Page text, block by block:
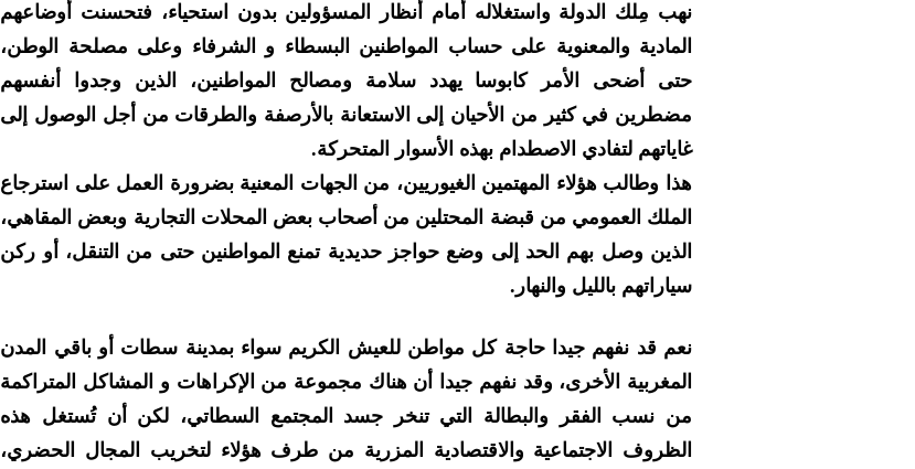
نهب مِلك الدولة واستغلاله أمام أنظار المسؤولين بدون استحياء، فتحسنت أوضاعهم
المادية والمعنوية على حساب المواطنين البسطاء و الشرفاء وعلى مصلحة الوطن،
حتى أضحى الأمر كابوسا يهدد سلامة ومصالح المواطنين، الذين وجدوا أنفسهم
مضطرين في كثير من الأحيان إلى الاستعانة بالأرصفة والطرقات من أجل الوصول إلى
غاياتهم لتفادي الاصطدام بهذه الأسوار المتحركة.
هذا وطالب هؤلاء المهتمين الغيوريين، من الجهات المعنية بضرورة العمل على استرجاع
الملك العمومي من قبضة المحتلين من أصحاب بعض المحلات التجارية وبعض المقاهي،
الذين وصل بهم الحد إلى وضع حواجز حديدية تمنع المواطنين حتى من التنقل، أو ركن
سياراتهم بالليل والنهار.
نعم قد نفهم جيدا حاجة كل مواطن للعيش الكريم سواء بمدينة سطات أو باقي المدن
المغربية الأخرى، وقد نفهم جيدا أن هناك مجموعة من الإكراهات و المشاكل المتراكمة
من نسب الفقر والبطالة التي تنخر جسد المجتمع السطاتي، لكن أن تُستغل هذه
الظروف الاجتماعية والاقتصادية المزرية من طرف هؤلاء لتخريب المجال الحضري،